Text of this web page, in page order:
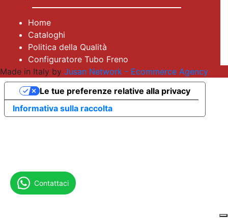
Home
Cataloghi
Politica della Qualità
Configuratore Tubo Freno
Made in Italy by Jusan Network - Ecommerce Agency
Informativa sulla raccolta
Le tue preferenze relative alla privacy
Contattaci